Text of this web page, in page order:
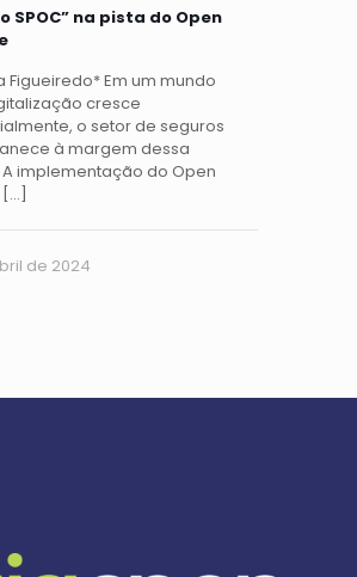
SPOC” na pista do Open
Figueiredo* Em um mundo
cresce
o setor de seguros
à margem dessa
implementação do Open
[…]
de 2024